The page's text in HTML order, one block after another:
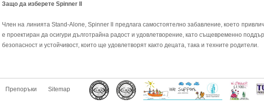
Защо да изберете Spinner II
Член на линията Stand-Alone, Spinner II предлага самостоятелно забавление, което
е проектиран да осигури дълготрайна радост и удовлетворение, като същевременно
безопасност и устойчивост, които ще удовлетворят както децата, така и техните родители.
Препоръки Sitemap